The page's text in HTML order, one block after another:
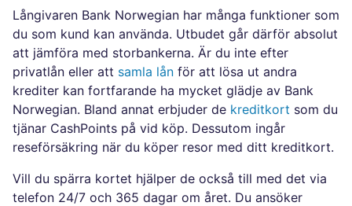
Långivaren Bank Norwegian har många funktioner som
du som kund kan använda. Utbudet går därför absolut
att jämföra med storbankerna. Är du inte efter
privatlån eller att samla lån för att lösa ut andra
krediter kan fortfarande ha mycket glädje av Bank
Norwegian. Bland annat erbjuder de kreditkort som du
tjänar CashPoints på vid köp. Dessutom ingår
reseförsäkring när du köper resor med ditt kreditkort.
Vill du spärra kortet hjälper de också till med det via
telefon 24/7 och 365 dagar om året. Du ansöker